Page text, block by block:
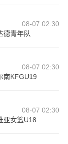
08-07 02:30
德青年队
08-07 02:30
南KFGU19
08-07 02:30
亚女篮U18